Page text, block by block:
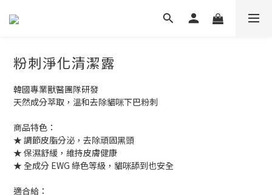
粉刺淨化清潔露
韓國專業獸醫團隊研發
天然成分萃取，溫和去除貓咪下巴粉刺
商品特色：
★ 調節皮脂分泌，去除頑固黑頭
★ 保濕舒緩，維持皮膚健康
★ 全成分 EWG 綠色等級，貓咪舔到也安全
適合給：